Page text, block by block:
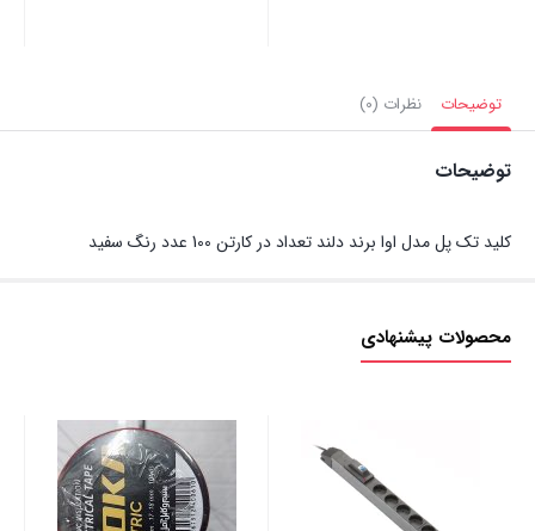
توضیحات نظرات (0)
توضیحات
کلید تک پل مدل اوا برند دلند تعداد در کارتن 100 عدد رنگ سفید
محصولات پیشنهادی